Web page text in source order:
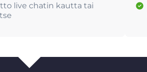
live chatin kautta tai